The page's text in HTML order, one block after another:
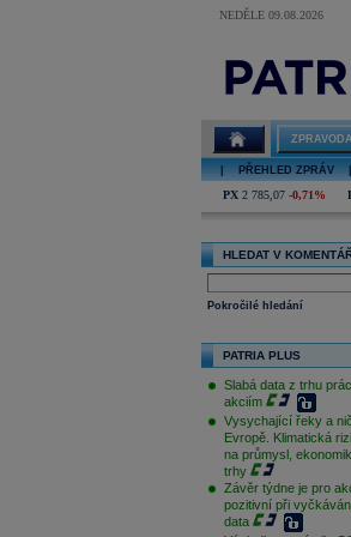
NEDĚLE 09.08.2026
PŘEHLED ZPRÁV
PX 2 785,07 -0,71%
HLEDAT V
Pokročilé hledání
PATRIA PLUS
Slabá data z trhu
akciím
Vysychající řeky a
Evropě. Klimatická
na průmysl,
trhy
Závěr týdne je pro
pozitivní při
data